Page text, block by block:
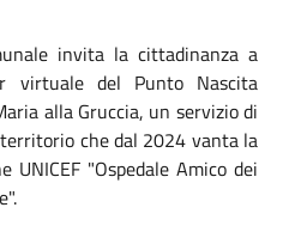
invita la cittadinanza a
virtuale del Punto Nascita
alla Gruccia, un servizio di
che dal 2024 vanta la
UNICEF "Ospedale Amico dei